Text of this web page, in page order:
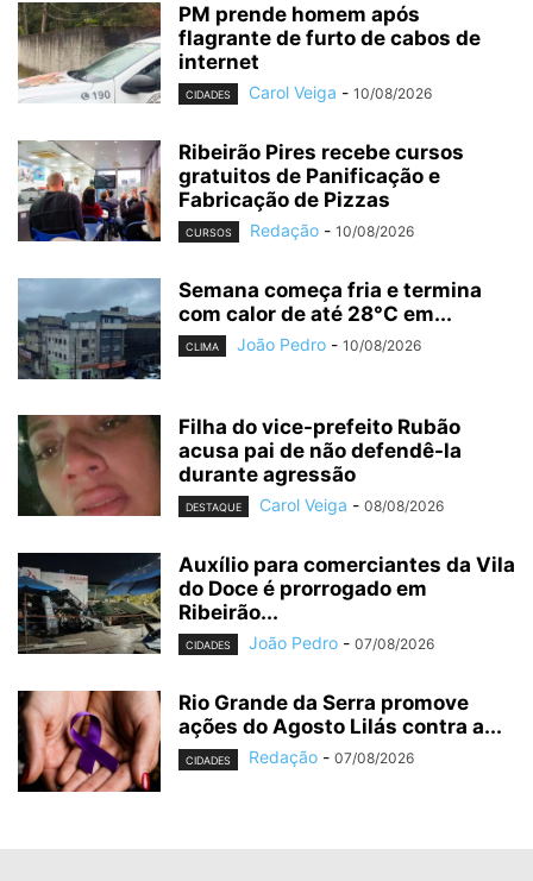
PM prende homem após
flagrante de furto de cabos de
internet
CIDADES Carol Veiga - 10/08/2026
Ribeirão Pires recebe cursos
gratuitos de Panificação e
Fabricação de Pizzas
CURSOS Redação - 10/08/2026
Semana começa fria e termina
com calor de até 28°C em...
CLIMA João Pedro - 10/08/2026
Filha do vice-prefeito Rubão
acusa pai de não defendê-la
durante agressão
DESTAQUE Carol Veiga - 08/08/2026
Auxílio para comerciantes da Vila
do Doce é prorrogado em
Ribeirão...
CIDADES João Pedro - 07/08/2026
Rio Grande da Serra promove
ações do Agosto Lilás contra a...
CIDADES Redação - 07/08/2026